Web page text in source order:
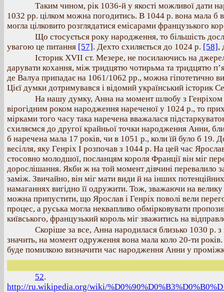
Таким чином, рік 1036-й у якості можливої дати
1032 рр. цілком можна погодитись. В 1044 р. вона мала б
могла цілковито розглядатися емісарами французького
Що стосується року народження, то більшість
увагою це питання [57]. Дехто схиляється до 1024 р. [58],
Історик ХVІІ ст. Мезере, не посилаючись на
дарувати кохання, між тридцятю чотирьма та тридцятю
де Валуа припадає на 1061/1062 рр., можна гіпотетично
Цієї думки дотримувався і відомий український історик
На нашу думку, Анна на момент шлюбу з Генріхом
вірогідним роком народження нареченої у 1024 р., то
мірками того часу така наречена вважалася
схиляємся до другої крайньої точки народження Анни,
б наречена мала 17 років, чи в 1051 р., коли їй було б 19.
весілля, яку Генріх І розпочав з 1044 р. На цей час
стосовно молодшої, посланцям короля Франції він міг
дорослішання. Якби ж на той момент дівчині перевалило
заміж. Звичайно, він міг мати види й на інших
намаганнях вигідно її одружити. Тож, зважаючи на
можна припустити, що Ярослав і Генріх поволі вели
процес, а руська могла неквапливо обмірковувати
київського, французький король міг зважитись на
Скоріше за все, Анна народилася близько 1030 р.
значить, на момент одруження вона мала коло 20-ти
буде помилкою визначити час народження Анни у
52.
http://ru.wikipedia.org/wiki/